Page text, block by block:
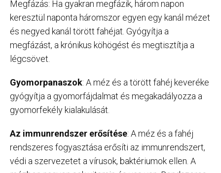
Megfázás: Ha gyakran megfázik, három napon
keresztül naponta háromszor egyen egy kanál mézet
és negyed kanál törött fahéjat. Gyógyítja a
megfázást, a krónikus köhögést és megtisztítja a
légcsövet.
Gyomorpanaszok: A méz és a törött fahéj keveréke
gyógyítja a gyomorfájdalmat és megakadályozza a
gyomorfekély kialakulását.
Az immunrendszer erősítése: A méz és a fahéj
rendszeres fogyasztása erősíti az immunrendszert,
védi a szervezetet a vírusok, baktériumok ellen. A